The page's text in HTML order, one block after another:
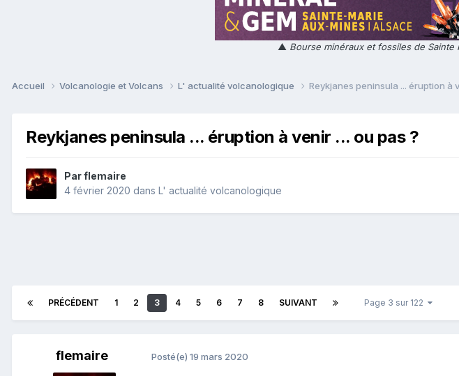
▲ Bourse minéraux et fossiles de
Accueil Volcanologie et Volcans L' actualité volcanologique Reykjanes peninsula ... éruption à
Reykjanes peninsula ... éruption à venir ... ou pas ?
Parflemaire
4 février 2020 dans L' actualité volcanologique
PRÉCÉDENT 1 2 3 4 5 6 7 8 SUIVANT Page 3 sur 122
flemaire Posté(e) 19 mars 2020